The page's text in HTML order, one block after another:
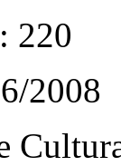
220
2008